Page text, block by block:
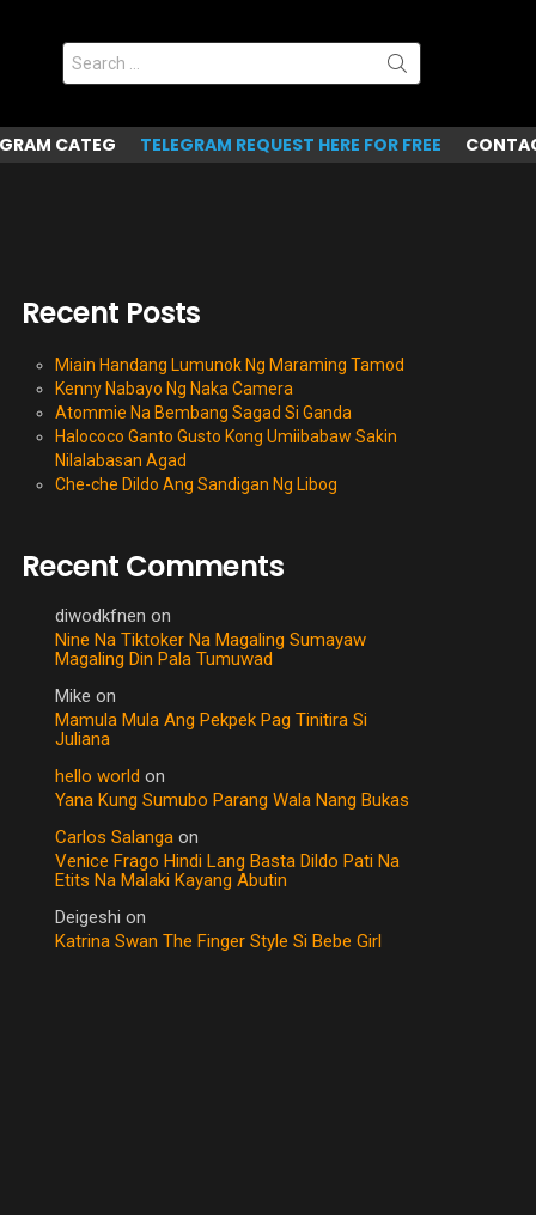
Search
for:
CATEG TELEGRAM REQUEST HERE FOR FREE
Recent Posts
Miain Handang Lumunok Ng Maraming Tamod
Kenny Nabayo Ng Naka Camera
Atommie Na Bembang Sagad Si Ganda
Halococo Ganto Gusto Kong Umiibabaw Sakin
Nilalabasan Agad
Che-che Dildo Ang Sandigan Ng Libog
Recent Comments
diwodkfnen on
Nine Na Tiktoker Na Magaling Sumayaw
Magaling Din Pala Tumuwad
Mike on
Mamula Mula Ang Pekpek Pag Tinitira Si
Juliana
hello world on
Yana Kung Sumubo Parang Wala Nang Bukas
Carlos Salanga on
Venice Frago Hindi Lang Basta Dildo Pati Na
Etits Na Malaki Kayang Abutin
Deigeshi on
Katrina Swan The Finger Style Si Bebe Girl